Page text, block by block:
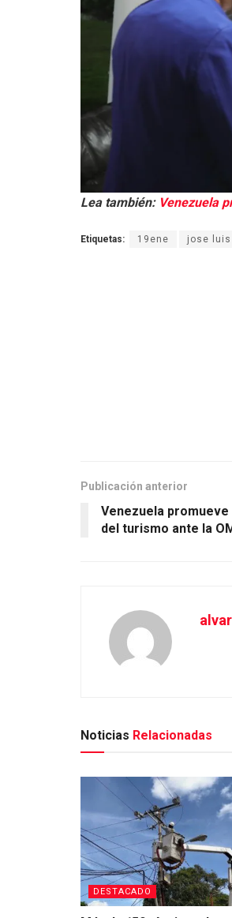
Lea también: Venezuela
Etiquetas: 19ene jose
Publicación anterior
Venezuela promueve
del turismo ante la
Noticias Relacionadas
DESTACADO